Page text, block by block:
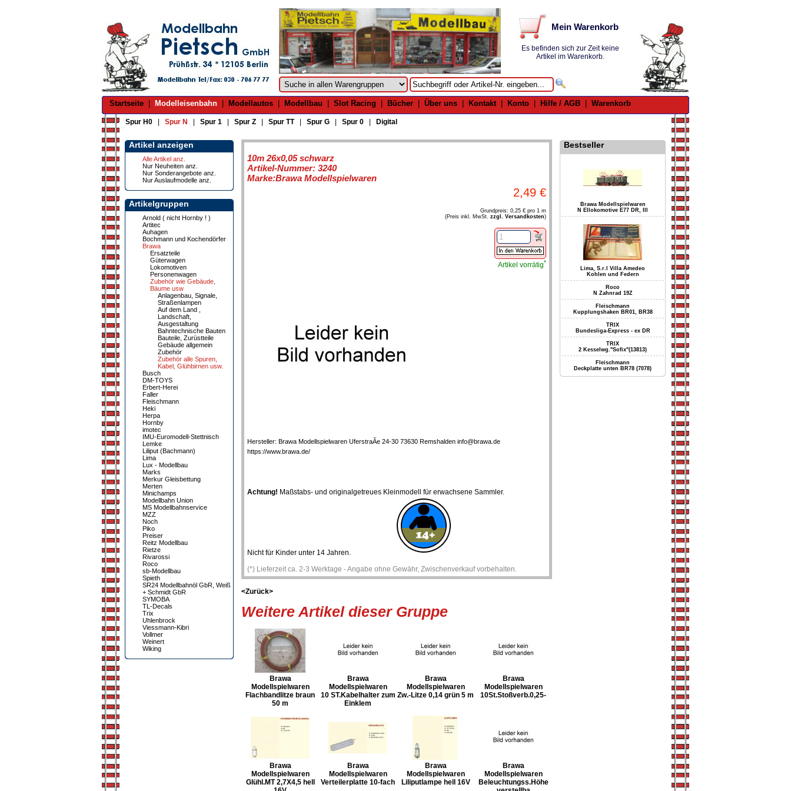
Mein Warenkorb
Es befinden sich zur Zeit keine
Artikel im Warenkorb.
Startseite Modelleisenbahn Modellautos Modellbau Slot Racing Bücher Über uns Kontakt| Konto Hilfe / AGB Warenkorb
Spur H0 Spur N Spur 1 Spur Z Spur TT| Spur G Spur 0 Digital
Artikel anzeigen
Alle Artikel anz.
Nur Neuheiten anz.
Nur Sonderangebote anz.
Nur Auslaufmodelle anz.
Artikelgruppen
Arnold ( nicht Hornby ! )
Artitec
Auhagen
Bochmann und Kochendörfer
Brawa
Ersatzteile
Güterwagen
Lokomotiven
Personenwagen
Zubehör wie Gebäude,
Bäume usw
Anlagenbau, Signale,
Straßenlampen
Auf dem Land ,
Landschaft,
Ausgestaltung
Bahntechnische Bauten
Bauteile, Zurüstteile
Gebäude allgemein
Zubehör
Zubehör alle Spuren,
Kabel, Glühbirnen usw.
Busch
DM-TOYS
Erbert-Herei
Faller
Fleischmann
Heki
Herpa
Hornby
imotec
IMU-Euromodell-Stettnisch
Lemke
Liliput (Bachmann)
Lima
Lux - Modellbau
Marks
Merkur Gleisbettung
Merten
Minichamps
Modellbahn Union
MS Modellbahnservice
MZZ
Noch
Piko
Preiser
Reitz Modellbau
Rietze
Rivarossi
Roco
sb-Modellbau
Spieth
SR24 Modellbahnöl GbR, Weiß
+ Schmidt GbR
SYMOBA
TL-Decals
Trix
Uhlenbrock
Viessmann-Kibri
Vollmer
Weinert
Wiking
10m 26x0,05 schwarz
Artikel-Nummer: 3240
Marke:Brawa Modellspielwaren
2,49 €
Grundpreis: 0,25 € pro 1 m
(Preis inkl. MwSt. zzgl. Versandkosten)
Artikel vorrätig*
Hersteller: Brawa Modellspielwaren UferstraÃe 24-30 73630 Remshalden info@brawa.de
https://www.brawa.de/
Achtung! Maßstabs- und originalgetreues Kleinmodell für erwachsene Sammler.
Nicht für Kinder unter 14 Jahren.
(*) Lieferzeit ca. 2-3 Werktage - Angabe ohne Gewähr, Zwischenverkauf vorbehalten.
<Zurück>
Weitere Artikel dieser Gruppe
Brawa
Modellspielwaren
Flachbandlitze braun
50 m
Brawa
Modellspielwaren
10 ST.Kabelhalter zum
Einklem
Brawa
Modellspielwaren
Zw.-Litze 0,14 grün 5 m
Brawa
Modellspielwaren
10St.Stoßverb.0,25-
Brawa
Modellspielwaren
Glühl.MT 2,7X4,5 hell
Brawa
Modellspielwaren
Verteilerplatte 10-fach
Brawa
Modellspielwaren
Liliputlampe hell 16V
Brawa
Modellspielwaren
Beleuchtungss.Höhe
Bestseller
Brawa Modellspielwaren
N Ellokomotive E77 DR, III
Lima, S.r.l Villa Amedeo
Kohlen und Federn
Roco
N Zahnrad 19Z
Fleischmann
Kupplungshaken BR01, BR38
TRIX
Bundesliga-Express - ex DR
TRIX
2 Kesselwg."Sofix"(13813)
Fleischmann
Deckplatte unten BR78 (7078)